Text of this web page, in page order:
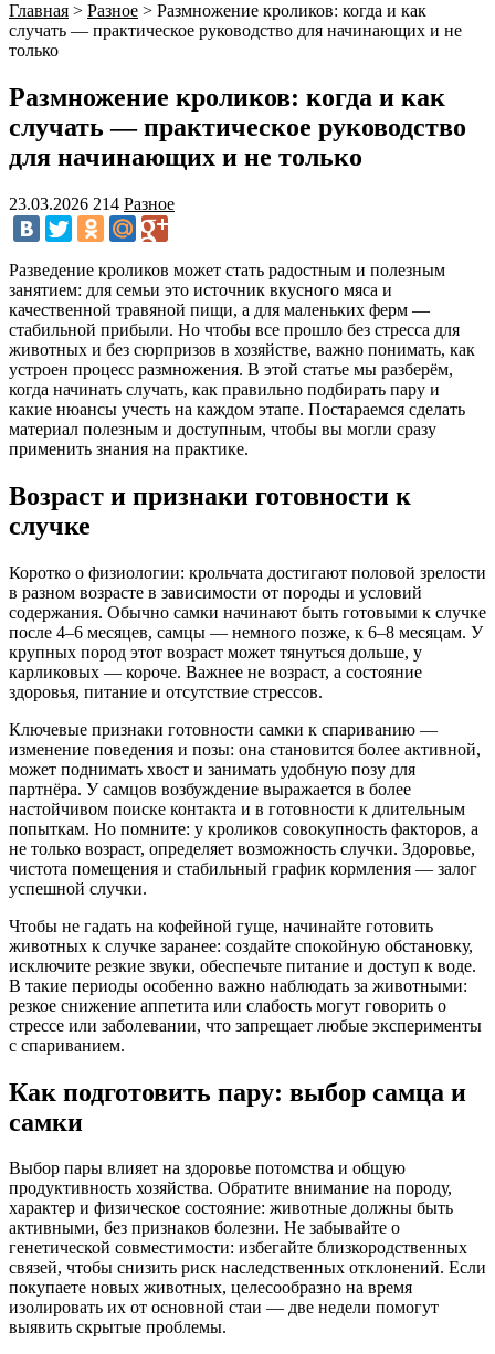
Главная > Разное > Размножение кроликов: когда и как
случать — практическое руководство для начинающих и не
только
Размножение кроликов: когда и как
случать — практическое руководство
для начинающих и не только
23.03.2026 214 Разное
Разведение кроликов может стать радостным и полезным
занятием: для семьи это источник вкусного мяса и
качественной травяной пищи, а для маленьких ферм —
стабильной прибыли. Но чтобы все прошло без стресса для
животных и без сюрпризов в хозяйстве, важно понимать, как
устроен процесс размножения. В этой статье мы разберём,
когда начинать случать, как правильно подбирать пару и
какие нюансы учесть на каждом этапе. Постараемся сделать
материал полезным и доступным, чтобы вы могли сразу
применить знания на практике.
Возраст и признаки готовности к
случке
Коротко о физиологии: крольчата достигают половой зрелости
в разном возрасте в зависимости от породы и условий
содержания. Обычно самки начинают быть готовыми к случке
после 4–6 месяцев, самцы — немного позже, к 6–8 месяцам. У
крупных пород этот возраст может тянуться дольше, у
карликовых — короче. Важнее не возраст, а состояние
здоровья, питание и отсутствие стрессов.
Ключевые признаки готовности самки к спариванию —
изменение поведения и позы: она становится более активной,
может поднимать хвост и занимать удобную позу для
партнёра. У самцов возбуждение выражается в более
настойчивом поиске контакта и в готовности к длительным
попыткам. Но помните: у кроликов совокупность факторов, а
не только возраст, определяет возможность случки. Здоровье,
чистота помещения и стабильный график кормления — залог
успешной случки.
Чтобы не гадать на кофейной гуще, начинайте готовить
животных к случке заранее: создайте спокойную обстановку,
исключите резкие звуки, обеспечьте питание и доступ к воде.
В такие периоды особенно важно наблюдать за животными:
резкое снижение аппетита или слабость могут говорить о
стрессе или заболевании, что запрещает любые эксперименты
с спариванием.
Как подготовить пару: выбор самца и
самки
Выбор пары влияет на здоровье потомства и общую
продуктивность хозяйства. Обратите внимание на породу,
характер и физическое состояние: животные должны быть
активными, без признаков болезни. Не забывайте о
генетической совместимости: избегайте близкородственных
связей, чтобы снизить риск наследственных отклонений. Если
покупаете новых животных, целесообразно на время
изолировать их от основной стаи — две недели помогут
выявить скрытые проблемы.